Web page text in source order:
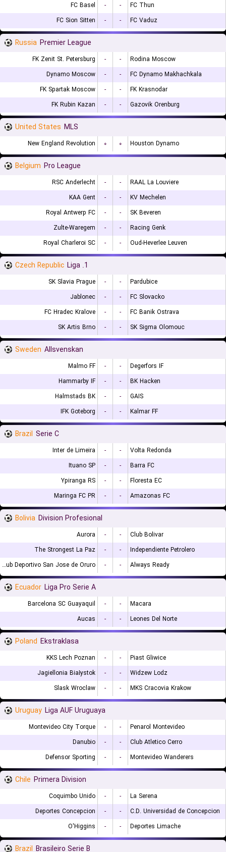
FC Basel
- -
FC Thun
FC Sion Sitten
- - FC Vaduz
Russia Premier League
FK Zenit St. Petersburg - -
Rodina Moscow
Dynamo Moscow
- -
FC Dynamo Makhachkala
FK Spartak Moscow
- -
FK Krasnodar
FK Rubin Kazan
- - Gazovik Orenburg
United States MLS
New England Revolution ۰ ۰ Houston Dynamo
Belgium Pro League
RSC Anderlecht - -
RAAL La Louviere
KAA Gent
- -
KV Mechelen
Royal Antwerp FC
- -
SK Beveren
Zulte-Waregem
- -
Racing Genk
Royal Charleroi SC
- - Oud-Heverlee Leuven
Czech Republic 1. Liga
SK Slavia Prague - -
Pardubice
Jablonec
- -
FC Slovacko
FC Hradec Kralove
- -
FC Banik Ostrava
SK Artis Brno
- - SK Sigma Olomouc
Sweden Allsvenskan
Malmo FF - -
Degerfors IF
Hammarby IF
- -
BK Hacken
Halmstads BK
- -
GAIS
IFK Goteborg
- - Kalmar FF
Brazil Serie C
Inter de Limeira - -
Volta Redonda
Ituano SP
- -
Barra FC
Ypiranga RS
- -
Floresta EC
Maringa FC PR
- - Amazonas FC
Bolivia Division Profesional
Aurora - -
Club Bolivar
The Strongest La Paz
- -
Independiente Petrolero
GV Club Deportivo San Jose de Oruro
- - Always Ready
Ecuador Liga Pro Serie A
Barcelona SC Guayaquil - -
Macara
Aucas
- - Leones Del Norte
Poland Ekstraklasa
KKS Lech Poznan - -
Piast Gliwice
Jagiellonia Białystok
- -
Widzew Lodz
Slask Wroclaw
- - MKS Cracovia Krakow
Uruguay Liga AUF Uruguaya
Montevideo City Torque - -
Penarol Montevideo
Danubio
- -
Club Atletico Cerro
Defensor Sporting
- - Montevideo Wanderers
Chile Primera Division
Coquimbo Unido - -
La Serena
Deportes Concepcion
- -
C.D. Universidad de Concepcion
O'Higgins
- - Deportes Limache
Brazil Brasileiro Serie B